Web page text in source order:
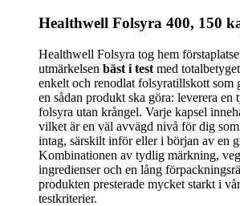
Healthwell Folsyra 400, 150
Healthwell Folsyra tog hem
utmärkelsen bäst i test med
enkelt och renodlat folsyratillskott som
en sådan produkt ska göra: leverera en
folsyra utan krångel. Varje kapsel
vilket är en väl avvägd nivå för dig
intag, särskilt inför eller i början av en
Kombinationen av tydlig märkning,
ingredienser och en lång
produkten presterade mycket starkt i
testkriterier.